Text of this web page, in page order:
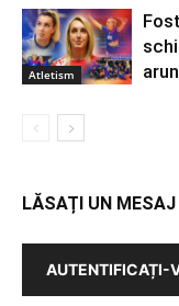
Atletism
LĂSAȚI UN MESAJ
AUTENTIFICAȚI-